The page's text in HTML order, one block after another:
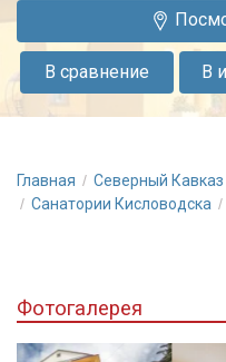
в
знаменитом
курортном
парке
Кисловодск.
В
В сравнение
Главная Северный Кавказ
Санатории Кисловодска
Фотогалерея